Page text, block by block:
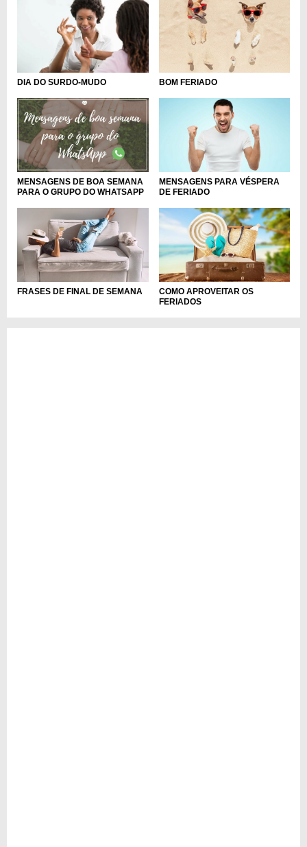
DIA DO SURDO-MUDO BOM FERIADO
MENSAGENS DE BOA SEMANA
PARA O GRUPO DO WHATSAPP
MENSAGENS PARA VÉSPERA
DE FERIADO
FRASES DE FINAL DE SEMANA
COMO APROVEITAR OS
FERIADOS